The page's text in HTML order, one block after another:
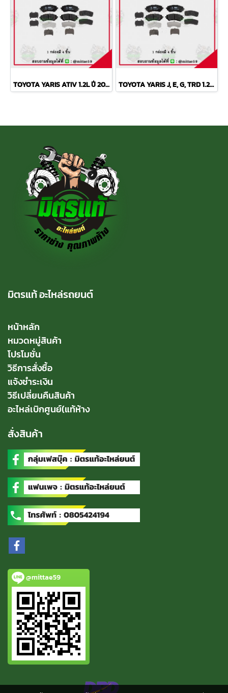
TOYOTA YARIS ATIV 1.2L ปี 2013 ขึ้นไป TRW ผ้าเบรค (หน้า) TOYOTA YARIS J, E, G, TRD 1.2L ปี 2013 TRW ผ้าเบรค (หน้า)
มิตรแท้ อะไหล่รถยนต์
หน้าหลัก
หมวดหมู่สินค้า
โปรโมชั่น
วิธีการสั่งซื้อ
แจ้งชำระเงิน
วิธีเปลี่ยนคืนสินค้า
อะไหล่เบิกศูนย์(แท้ห้าง
สั่งสินค้า
@mittae59